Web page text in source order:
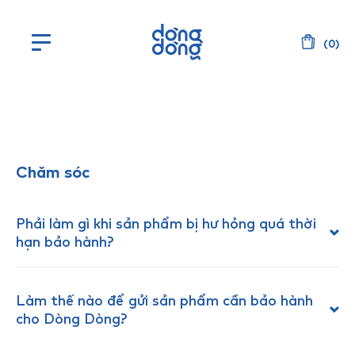
(0)
Chăm sóc
Phải làm gì khi sản phẩm bị hư hỏng quá thời
hạn bảo hành?
Làm thế nào để gửi sản phẩm cần bảo hành
cho Dòng Dòng?